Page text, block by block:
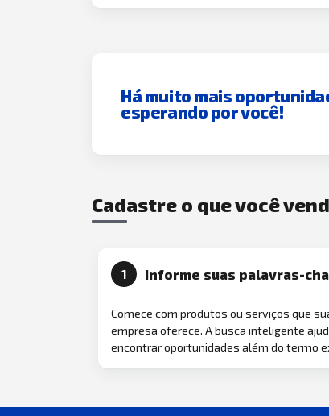
Há muito mais
esperando por você!
Cadastre o que você
1 Informe suas palavras-
Comece com produtos ou serviços que
empresa oferece. A busca inteligente
encontrar oportunidades além do termo